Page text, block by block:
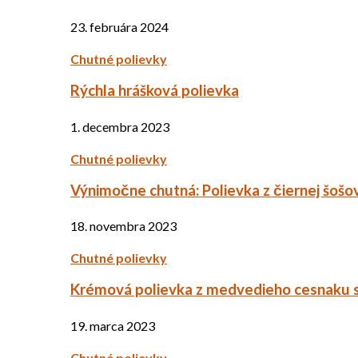
23. februára 2024
Chutné polievky
Rýchla hrášková polievka
1. decembra 2023
Chutné polievky
Výnimočne chutná: Polievka z čiernej
18. novembra 2023
Chutné polievky
Krémová polievka z medvedieho cesnaku
19. marca 2023